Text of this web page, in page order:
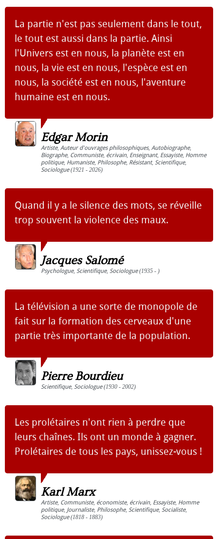
La partie n'est pas seulement dans le tout,
le tout est aussi dans la partie. Ainsi
l'Univers est en nous, la planète est en
nous, la vie est en nous, l'espèce est en
nous, la société est en nous, l'aventure
humaine est en nous.
Edgar Morin
Artiste, Auteur d'ouvrages philosophiques, Autobiographe,
Biographe, Communiste, écrivain, Enseignant, Essayiste, Homme
politique, Humaniste, Philosophe, Résistant, Scientifique,
Sociologue(1921 - 2026)
Quand il y a le silence des mots, se réveille
trop souvent la violence des maux.
Jacques Salomé
Psychologue, Scientifique, Sociologue(1935 - )
La télévision a une sorte de monopole de
fait sur la formation des cerveaux d'une
partie très importante de la population.
Pierre Bourdieu
Scientifique, Sociologue(1930 - 2002)
Les prolétaires n'ont rien à perdre que
leurs chaînes. Ils ont un monde à gagner.
Prolétaires de tous les pays, unissez-vous !
Karl Marx
Artiste, Communiste, économiste, écrivain, Essayiste, Homme
politique, Journaliste, Philosophe, Scientifique, Socialiste,
Sociologue(1818 - 1883)